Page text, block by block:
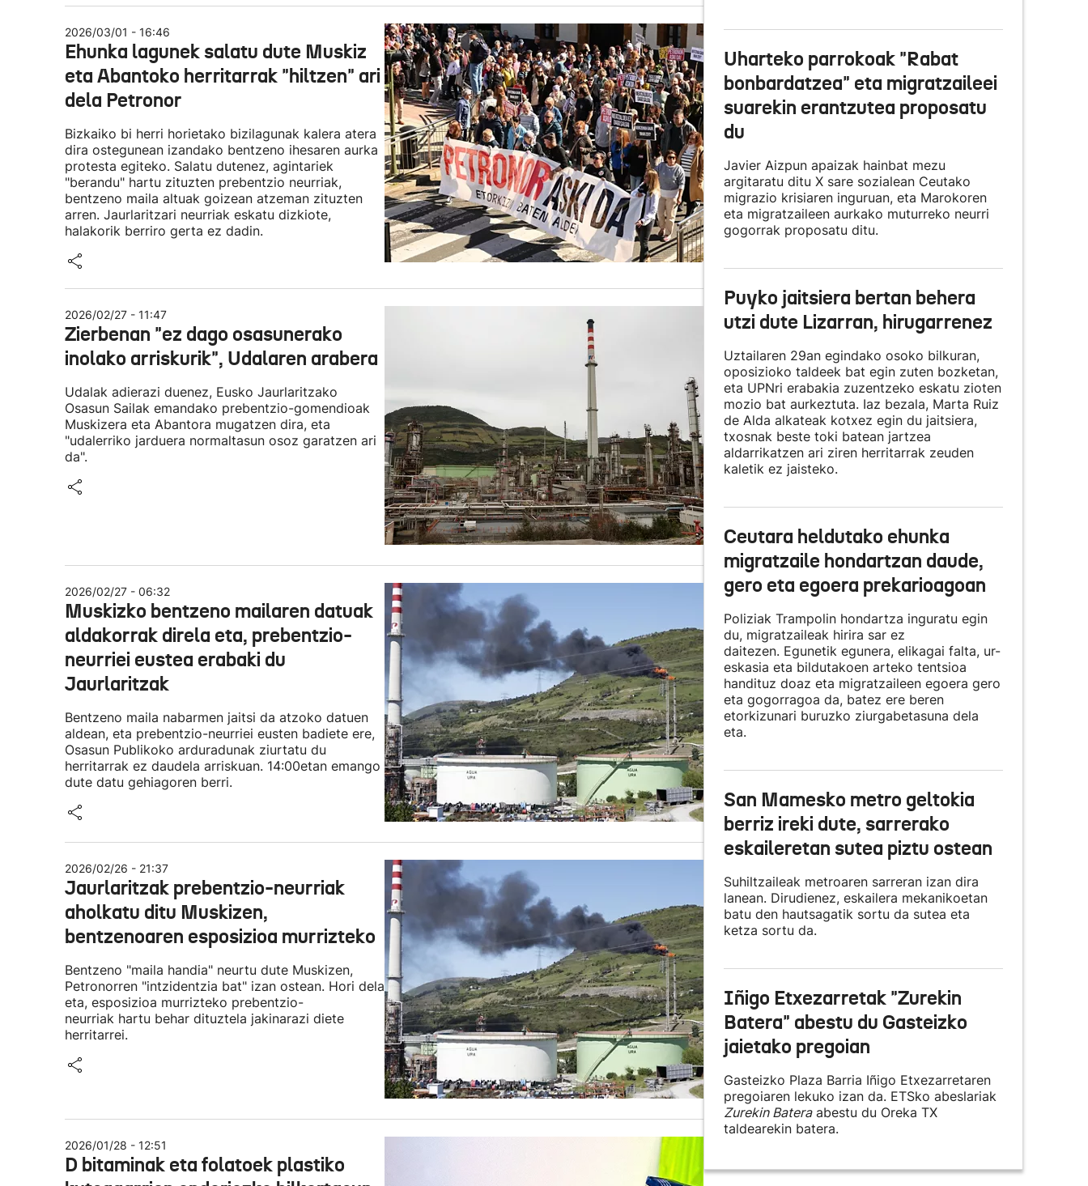
2026/03/01 - 16:46
Ehunka lagunek salatu dute Muskiz
eta Abantoko herritarrak "hiltzen" ari
dela Petronor
Bizkaiko bi herri horietako bizilagunak kalera atera
dira ostegunean izandako bentzeno ihesaren aurka
protesta egiteko. Salatu dutenez, agintariek
"berandu" hartu zituzten prebentzio neurriak,
bentzeno maila altuak goizean atzeman zituzten
arren. Jaurlaritzari neurriak eskatu dizkiote,
halakorik berriro gerta ez dadin.
2026/02/27 - 11:47
Zierbenan "ez dago osasunerako
inolako arriskurik", Udalaren arabera
Udalak adierazi duenez, Eusko Jaurlaritzako
Osasun Sailak emandako prebentzio-gomendioak
Muskizera eta Abantora mugatzen dira, eta
"udalerriko jarduera normaltasun osoz garatzen ari
da".
2026/02/27 - 06:32
Muskizko bentzeno mailaren datuak
aldakorrak direla eta, prebentzio-
neurriei eustea erabaki du
Jaurlaritzak
Bentzeno maila nabarmen jaitsi da atzoko datuen
aldean, eta prebentzio-neurriei eusten badiete ere,
Osasun Publikoko arduradunak ziurtatu du
herritarrak ez daudela arriskuan. 14:00etan emango
dute datu gehiagoren berri.
2026/02/26 - 21:37
Jaurlaritzak prebentzio-neurriak
aholkatu ditu Muskizen,
bentzenoaren esposizioa murrizteko
Bentzeno "maila handia" neurtu dute Muskizen,
Petronorren "intzidentzia bat" izan ostean. Hori dela
eta, esposizioa murrizteko prebentzio-
neurriak hartu behar dituztela jakinarazi diete
herritarrei.
2026/01/28 - 12:51
D bitaminak eta folatoek plastiko
Uharteko parrokoak "Rabat
bonbardatzea" eta migratzaileei
suarekin erantzutea proposatu
du
Javier Aizpun apaizak hainbat mezu
argitaratu ditu X sare sozialean Ceutako
migrazio krisiaren inguruan, eta Marokoren
eta migratzaileen aurkako muturreko neurri
gogorrak proposatu ditu.
Puyko jaitsiera bertan behera
utzi dute Lizarran, hirugarrenez
Uztailaren 29an egindako osoko bilkuran,
oposizioko taldeek bat egin zuten bozketan,
eta UPNri erabakia zuzentzeko eskatu zioten
mozio bat aurkeztuta. Iaz bezala, Marta Ruiz
de Alda alkateak kotxez egin du jaitsiera,
txosnak beste toki batean jartzea
aldarrikatzen ari ziren herritarrak zeuden
kaletik ez jaisteko.
Ceutara heldutako ehunka
migratzaile hondartzan daude,
gero eta egoera prekarioagoan
Poliziak Trampolin hondartza inguratu egin
du, migratzaileak hirira sar ez
daitezen. Egunetik egunera, elikagai falta, ur-
eskasia eta bildutakoen arteko tentsioa
handituz doaz eta migratzaileen egoera gero
eta gogorragoa da, batez ere beren
etorkizunari buruzko ziurgabetasuna dela
eta.
San Mamesko metro geltokia
berriz ireki dute, sarrerako
eskaileretan sutea piztu ostean
Suhiltzaileak metroaren sarreran izan dira
lanean. Dirudienez, eskailera mekanikoetan
batu den hautsagatik sortu da sutea eta
ketza sortu da.
Iñigo Etxezarretak "Zurekin
Batera" abestu du Gasteizko
jaietako pregoian
Gasteizko Plaza Barria Iñigo Etxezarretaren
pregoiaren lekuko izan da. ETSko abeslariak
Zurekin Bateraabestu du Oreka TX
taldearekin batera.